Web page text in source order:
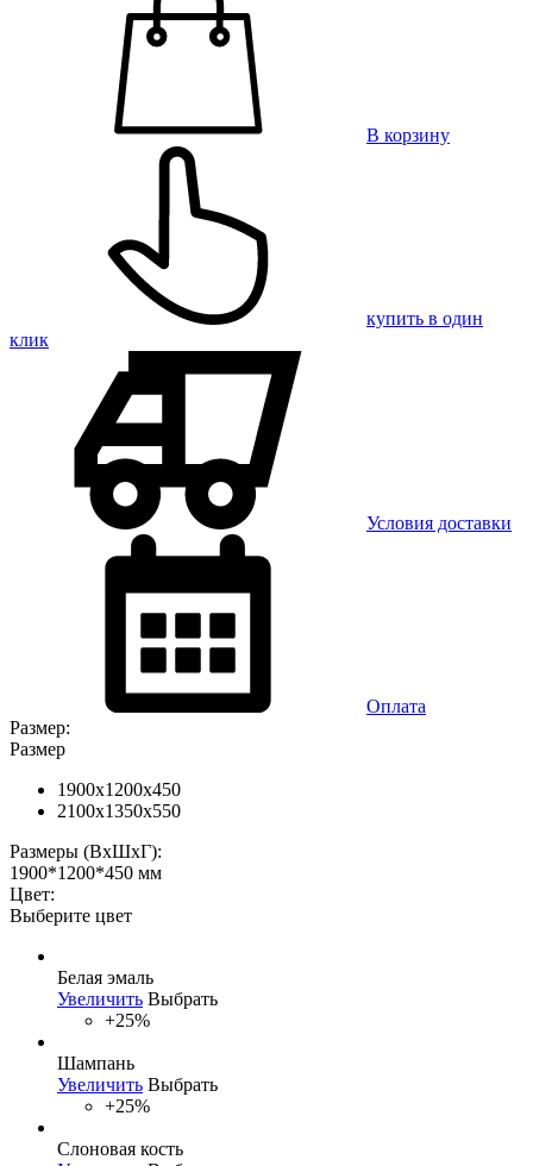
В корзину
купить в один
клик
Условия доставки
Оплата
Размер:
Размер
1900x1200x450
2100x1350x550
Размеры (ВхШхГ):
1900*1200*450 мм
Цвет:
Выберите цвет
Белая эмаль
Увеличить Выбрать
+25%
Шампань
Увеличить Выбрать
+25%
Слоновая кость